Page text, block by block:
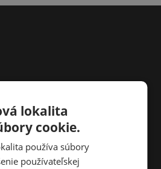
lokalita
cookie.
používa súbory
používateľskej